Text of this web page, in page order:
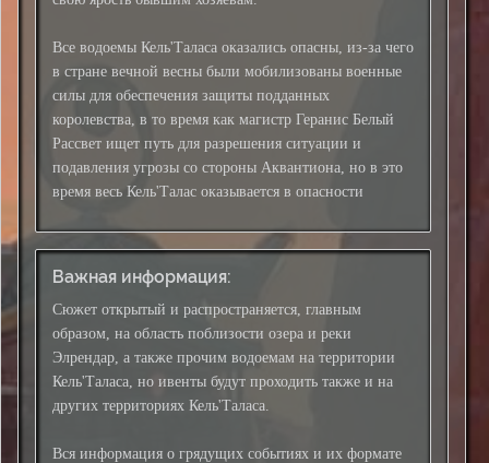
Все водоемы Кель'Таласа оказались опасны, из-за чего
в стране вечной весны были мобилизованы военные
силы для обеспечения защиты подданных
королевства, в то время как магистр Геранис Белый
Рассвет ищет путь для разрешения ситуации и
подавления угрозы со стороны Аквантиона, но в это
время весь Кель'Талас оказывается в опасности
Важная информация:
Сюжет открытый и распространяется, главным
образом, на область поблизости озера и реки
Элрендар, а также прочим водоемам на территории
Кель'Таласа, но ивенты будут проходить также и на
других территориях Кель'Таласа.
Вся информация о грядущих событиях и их формате